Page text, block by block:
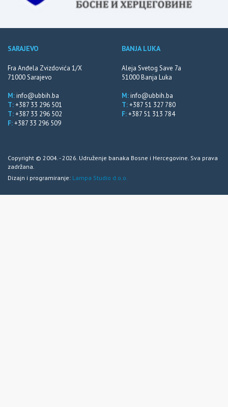
SARAJEVO
Fra Anđela Zvizdovića 1/X
71000 Sarajevo
M:info@ubbih.ba
T:+387 33 296 501
T:+387 33 296 502
F:+387 33 296 509
BANJA LUKA
Aleja Svetog Save 7a
51000 Banja Luka
M:info@ubbih.ba
T:+387 51 327 780
F:+387 51 313 784
Copyright © 2004. - 2026. Udruženje banaka Bosne i Hercegovine. Sva prava
zadržana.
Dizajn i programiranje: Lampa Studio d.o.o.